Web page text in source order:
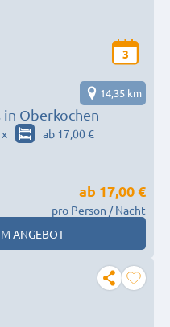
3
Oberkochen
14,35 km
x
ab 17,00 €
ab 17,00 €
pro Person / Nacht
ANGEBOT